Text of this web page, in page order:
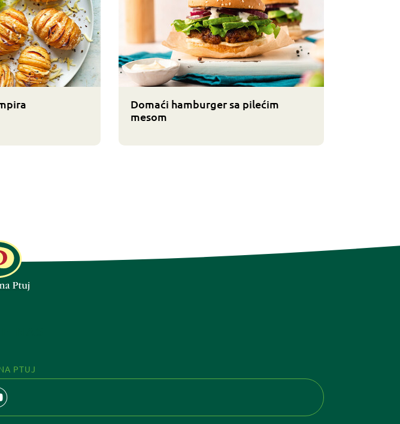
Domaći hamburger sa pilećim
mesom
PTUJ